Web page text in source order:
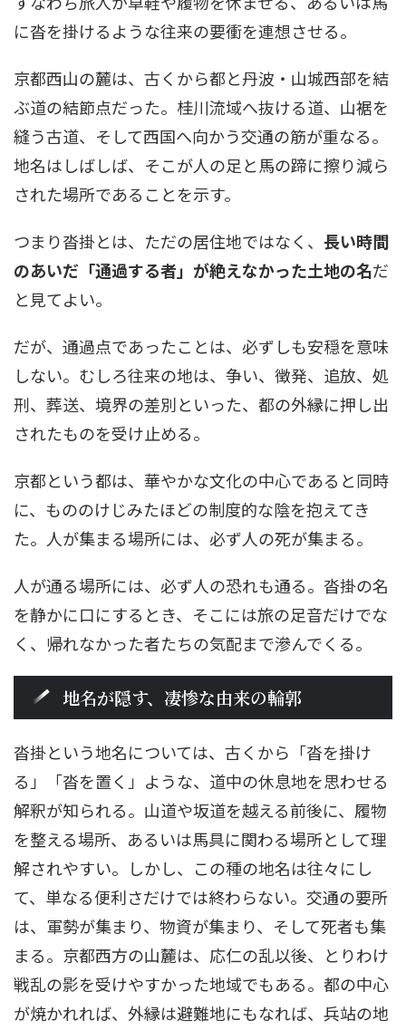
に沓を掛けるような往来の要衝を連想させる。
京都西山の麓は、古くから都と丹波・山城西部を結
ぶ道の結節点だった。桂川流域へ抜ける道、山裾を
縫う古道、そして西国へ向かう交通の筋が重なる。
地名はしばしば、そこが人の足と馬の蹄に擦り減ら
された場所であることを示す。
つまり沓掛とは、ただの居住地ではなく、 長い時間
のあいだ「通過する者」が絶えなかった土地の名だ
と見てよい。
だが、通過点であったことは、必ずしも安穏を意味
しない。むしろ往来の地は、争い、徴発、追放、処
刑、葬送、境界の差別といった、都の外縁に押し出
されたものを受け止める。
京都という都は、華やかな文化の中心であると同時
に、もののけじみたほどの制度的な陰を抱えてき
た。人が集まる場所には、必ず人の死が集まる。
人が通る場所には、必ず人の恐れも通る。沓掛の名
を静かに口にするとき、そこには旅の足音だけでな
く、帰れなかった者たちの気配まで滲んでくる。
地名が隠す、凄惨な由来の輪郭
沓掛という地名については、古くから「沓を掛け
る」「沓を置く」ような、道中の休息地を思わせる
解釈が知られる。山道や坂道を越える前後に、履物
を整える場所、あるいは馬具に関わる場所として理
解されやすい。しかし、この種の地名は往々にし
て、単なる便利さだけでは終わらない。交通の要所
は、軍勢が集まり、物資が集まり、そして死者も集
まる。京都西方の山麓は、応仁の乱以後、とりわけ
戦乱の影を受けやすかった地域でもある。都の中心
が焼かれれば、外縁は避難地にもなれば、兵站の地